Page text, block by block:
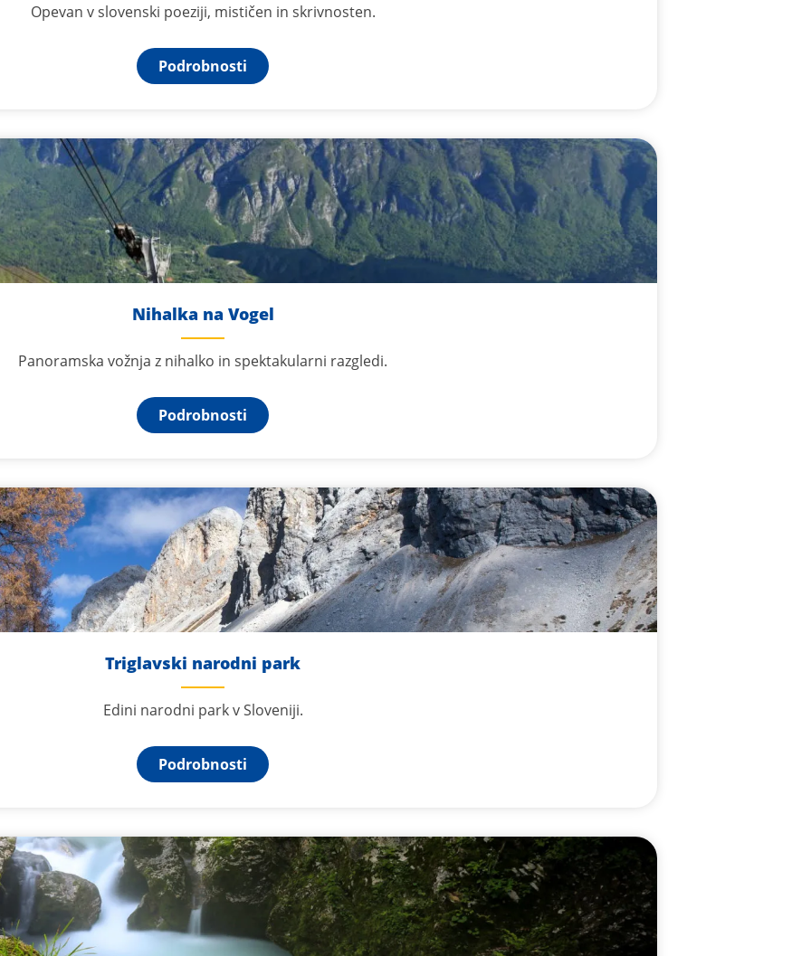
Opevan v slovenski poeziji, mističen in skrivnosten.
Podrobnosti
Nihalka na Vogel
Panoramska vožnja z nihalko in spektakularni razgledi.
Podrobnosti
Triglavski narodni park
Edini narodni park v Sloveniji.
Podrobnosti